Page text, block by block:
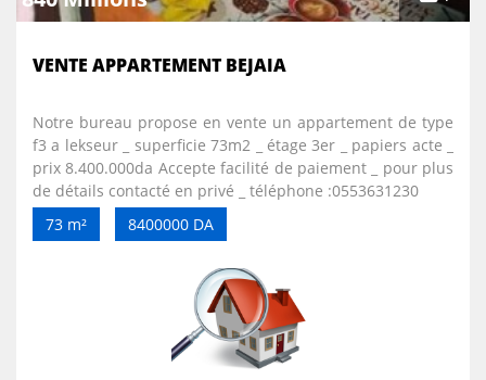
VENTE APPARTEMENT BEJAIA
Notre bureau propose en vente un appartement de type
f3 a lekseur _ superficie 73m2 _ étage 3er _ papiers acte _
prix 8.400.000da Accepte facilité de paiement _ pour plus
de détails contacté en privé _ téléphone :0553631230
73 m²
8400000 DA